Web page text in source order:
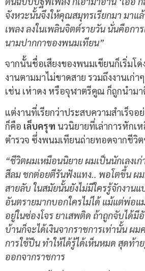
จังหวะนั้นจึงให้คุณสมุทรเรียกมา มาแ
เพลง ลงในเพลินจิตต์รายวัน นั่นคือกา
นามปากกาของพนมเทียน”
จากนั้นชื่อเสียงของพนมเขียนก็เริ่มโด่
งานตามมาไม่ขาดสาย รวมถึงงานเก่
เช่น เห่าดง หรือจุฬาตรีคูณ ก็ถูกนำม
แต่งานที่เรียกว่าประสบความสำเร็จอ
ก็คือ เล็บครุฑ นวนิยายที่เล่าการหักเ
ตำรวจ ซึ่งพนมเทียนถ่ายทอดจากชีวิต
“ชีวิตผมเหมือนนิยาย ผมเป็นนักเลงเ
สีลม ชกต่อยตีรันฟังแทง.. พอโตขึ้น ผม
สายลับ ในสมัยนั้นยังไม่มีใครรู้จักงาน
อันตรายมากบอกใครไม่ได้ แม้แต่พ่อแ
อยู่ในซ่องโจร ยาเสพติด ถ้าถูกจับได้มี
บ้านก็จะได้เงินจากราชการเท่านั้น ผม
การใช้ปืน ทำให้ได้รู้ได้เห็นหมด สุดท้า
ออกจากราชการ